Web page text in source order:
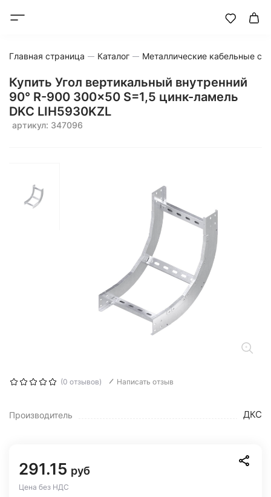
Главная страница Каталог Металлические кабельные
Купить Угол вертикальный внутренний
90° R-900 300x50 S=1,5 цинк-ламель
DKC LIH5930KZL
артикул: 347096
(0 отзывов) Написать отзыв
Производитель ДКС
291.15 руб
Цена без НДС